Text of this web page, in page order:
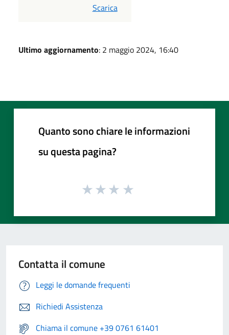
PDF
Scarica
Ultimo aggiornamento: 2 maggio 2024, 16:40
Quanto sono chiare le informazioni
su questa pagina?
Contatta il comune
Leggi le domande frequenti
Richiedi Assistenza
Chiama il comune +39 0761 61401